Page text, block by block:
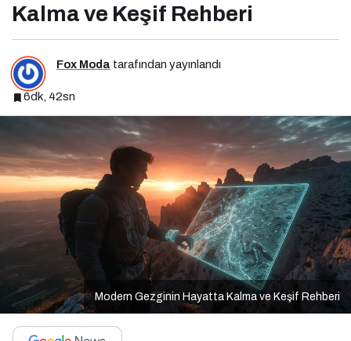
Kalma ve Keşif Rehberi
Fox Moda tarafından yayınlandı
6dk, 42sn
Modern Gezginin Hayatta Kalma ve Keşif Rehberi